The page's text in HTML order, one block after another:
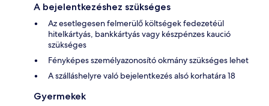
A bejelentkezéshez szükséges
Az esetlegesen felmerülő költségek fedezetéül
hitelkártyás, bankkártyás vagy készpénzes kaució
szükséges
Fényképes személyazonosító okmány szükséges lehet
A szálláshelyre való bejelentkezés alsó korhatára 18
Gyermekek